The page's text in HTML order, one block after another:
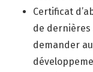
Certificat
de dernières
demander